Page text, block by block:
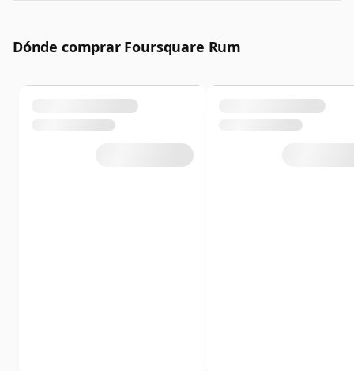
Dónde comprar Foursquare Rum